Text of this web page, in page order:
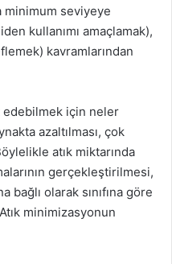
minimum seviyeye
kullanımı amaçlamak),
kavramlarından
için neler
azaltılması, çok
atık miktarında
gerçekleştirilmesi,
bağlı olarak sınıfına göre
minimizasyonun